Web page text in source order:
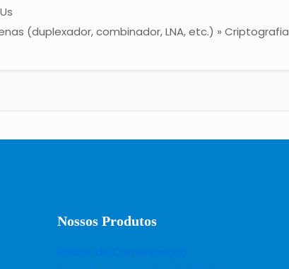
(duplexador, combinador, LNA, etc.) » Criptografia
Nossos Produtos